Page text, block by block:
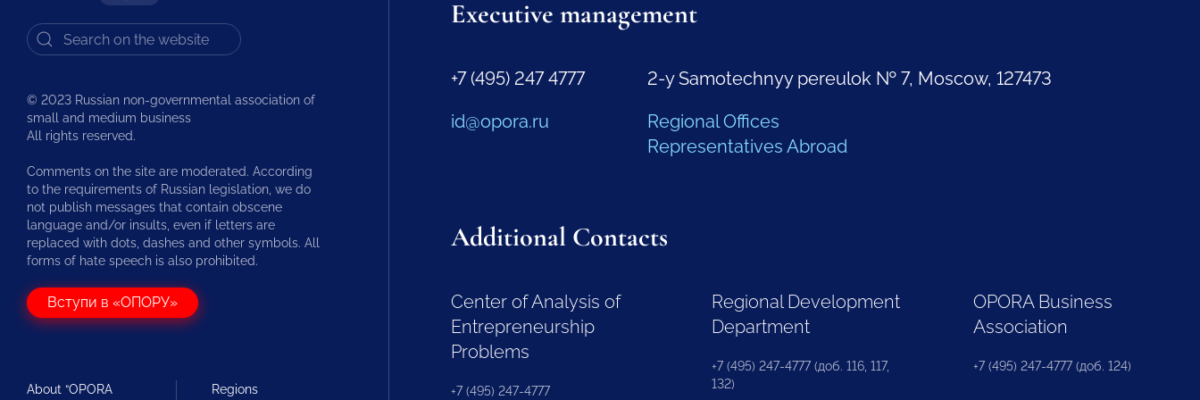
© 2023 Russian non-governmental association of
small and medium business
All rights reserved.
Comments on the site are moderated. According
to the requirements of Russian legislation, we do
not publish messages that contain obscene
language and/or insults, even if letters are
replaced with dots, dashes and other symbols. All
forms of hate speech is also prohibited.
Вступи в «ОПОРУ»
About “OPORA Regions
Executive management
+7 (495) 247 4777
id@opora.ru
2-y Samotechnyy pereulok № 7, Moscow, 127473
Regional Offices
Representatives Abroad
Additional Contacts
Center of Analysis of
Entrepreneurship
Problems
+7 (495) 247-4777
Regional Development
Department
+7 (495) 247-4777 (доб. 116, 117,
132)
OPORA Business
Association
+7 (495) 247-4777 (доб. 124)